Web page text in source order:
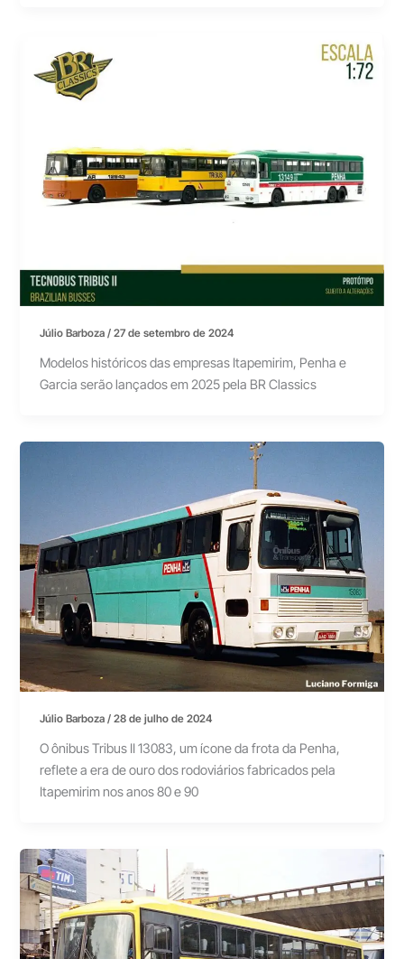
Júlio Barboza/27 de setembro de 2024
Modelos históricos das empresas Itapemirim, Penha e
Garcia serão lançados em 2025 pela BR Classics
Júlio Barboza/28 de julho de 2024
O ônibus Tribus II 13083, um ícone da frota da Penha,
reflete a era de ouro dos rodoviários fabricados pela
Itapemirim nos anos 80 e 90